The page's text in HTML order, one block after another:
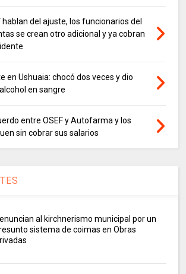
hablan del ajuste, los funcionarios del
se crean otro adicional y ya cobran
en Ushuaia: chocó dos veces y dio
en sangre
entre OSEF y Autofarma y los
sin cobrar sus salarios
al kirchnerismo municipal por un
sistema de coimas en Obras